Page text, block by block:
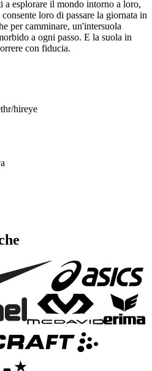
a esplorare il mondo intorno a loro,
loro di passare la giornata in
per camminare, un'intersuola
a ogni passo. E la suola in
con fiducia.
hireye